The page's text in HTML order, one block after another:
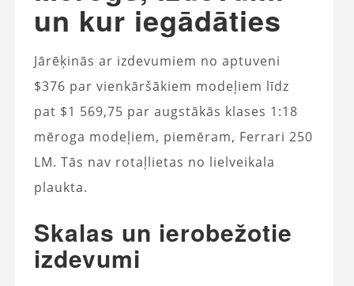
un kur iegādāties
Jārēķinās ar izdevumiem no aptuveni
$376 par vienkāršākiem modeļiem līdz
pat $1 569,75 par augstākās klases 1:18
mēroga modeļiem, piemēram, Ferrari 250
LM. Tās nav rotaļlietas no lielveikala
plaukta.
Skalas un ierobežotie
izdevumi